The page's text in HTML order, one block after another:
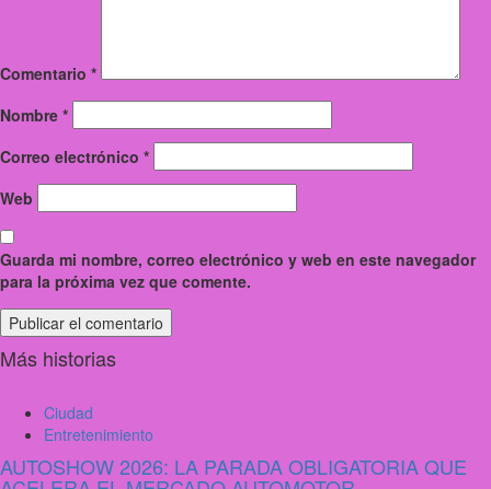
Comentario *
Nombre *
Correo electrónico *
Web
Guarda mi nombre, correo electrónico y web en este navegador
para la próxima vez que comente.
Más historias
Ciudad
Entretenimiento
AUTOSHOW 2026: LA PARADA OBLIGATORIA QUE